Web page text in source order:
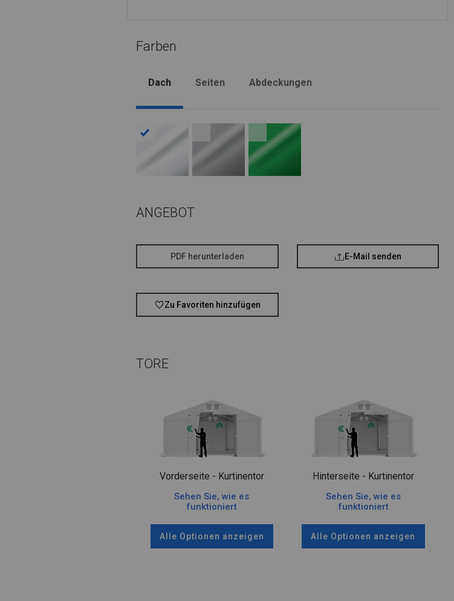
Farben
Dach Seiten Abdeckungen
ANGEBOT
PDF herunterladen E-Mail senden
Zu Favoriten hinzufügen
TORE
Vorderseite - Kurtinentor
Sehen Sie, wie es
funktioniert
Alle Optionen anzeigen
Hinterseite - Kurtinentor
Sehen Sie, wie es
funktioniert
Alle Optionen anzeigen